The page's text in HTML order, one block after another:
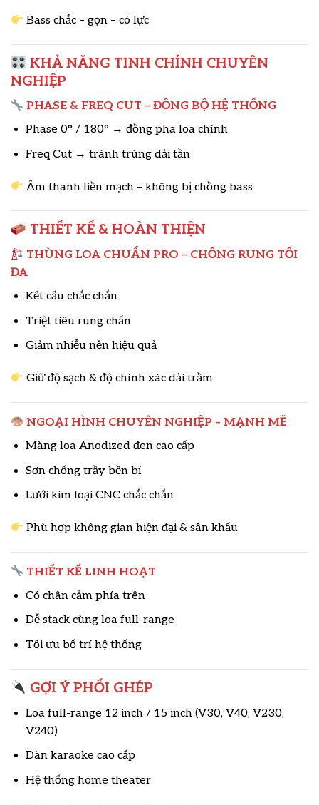
Bass chắc – gọn – có lực
KHẢ NĂNG TINH CHỈNH CHUYÊN
NGHIỆP
PHASE & FREQ CUT – ĐỒNG BỘ HỆ THỐNG
Phase 0° / 180° → đồng pha loa chính
Freq Cut → tránh trùng dải tần
Âm thanh liền mạch – không bị chồng bass
THIẾT KẾ & HOÀN THIỆN
THÙNG LOA CHUẨN PRO – CHỐNG RUNG TỐI
ĐA
Kết cấu chắc chắn
Triệt tiêu rung chấn
Giảm nhiễu nền hiệu quả
Giữ độ sạch & độ chính xác dải trầm
NGOẠI HÌNH CHUYÊN NGHIỆP – MẠNH MẼ
Màng loa Anodized đen cao cấp
Sơn chống trầy bền bỉ
Lưới kim loại CNC chắc chắn
Phù hợp không gian hiện đại & sân khấu
THIẾT KẾ LINH HOẠT
Có chân cắm phía trên
Dễ stack cùng loa full-range
Tối ưu bố trí hệ thống
GỢI Ý PHỐI GHÉP
Loa full-range 12 inch / 15 inch (V30, V40, V230,
V240)
Dàn karaoke cao cấp
Hệ thống home theater